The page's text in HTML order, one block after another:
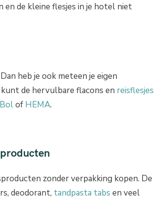
en de kleine flesjes in je hotel niet
heb je ook meteen je eigen
de hervulbare flacons en reisflesjes
Bolof HEMA.
zonder verpakking kopen. De
deodorant, tandpasta tabs en veel